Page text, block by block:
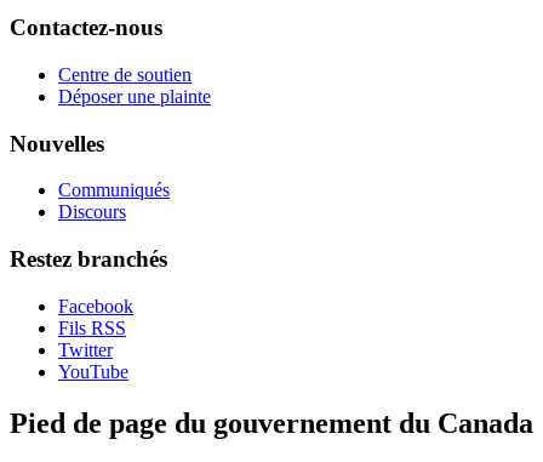
Contactez-nous
Centre de soutien
Déposer une plainte
Nouvelles
Communiqués
Discours
Restez branchés
Facebook
Fils RSS
Twitter
YouTube
Pied de page du gouvernement du Canada